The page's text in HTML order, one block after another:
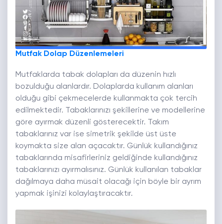
Mutfak Dolap Düzenlemeleri
Mutfaklarda tabak dolapları da düzenin hızlı
bozulduğu alanlardır. Dolaplarda kullanım alanları
olduğu gibi çekmecelerde kullanmakta çok tercih
edilmektedir. Tabaklarınızı şekillerine ve modellerine
göre ayırmak düzenli gösterecektir. Takım
tabaklarınız var ise simetrik şekilde üst üste
koymakta size alan açacaktır. Günlük kullandığınız
tabaklarında misafirleriniz geldiğinde kullandığınız
tabaklarınızı ayırmalısınız. Günlük kullanılan tabaklar
dağılmaya daha müsait olacağı için böyle bir ayrım
yapmak işinizi kolaylaştıracaktır.